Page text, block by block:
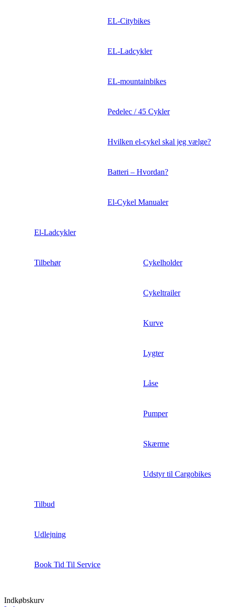
EL-Citybikes
EL-Ladcykler
EL-mountainbikes
Pedelec / 45 Cykler
Hvilken el-cykel skal jeg vælge?
Batteri – Hvordan?
El-Cykel Manualer
El-Ladcykler
Tilbehør Cykelholder
Cykeltrailer
Kurve
Lygter
Låse
Pumper
Skærme
Udstyr til Cargobikes
Tilbud
Udlejning
Book Tid Til Service
Indkøbskurv